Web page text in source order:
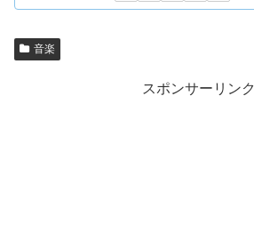
音楽
スポンサーリンク